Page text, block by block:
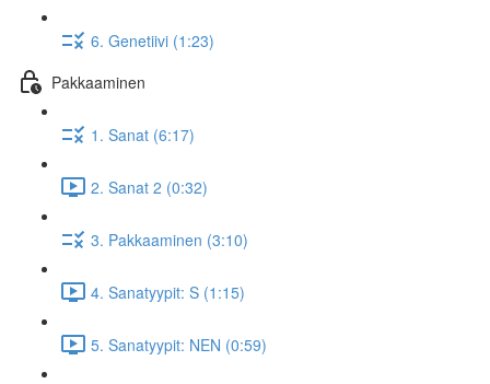
6. Genetiivi (1:23)
Pakkaaminen
1. Sanat (6:17)
2. Sanat 2 (0:32)
3. Pakkaaminen (3:10)
4. Sanatyypit: S (1:15)
5. Sanatyypit: NEN (0:59)